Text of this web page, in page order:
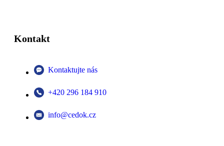
Kontakt
Kontaktujte nás
+420 296 184 910
info@cedok.cz